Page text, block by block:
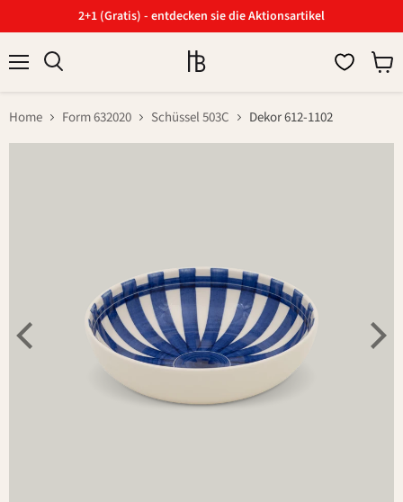
2+1 (Gratis) - entdecken sie die Aktionsartikel
Home Form 632020 Schüssel 503C Dekor 612-1102